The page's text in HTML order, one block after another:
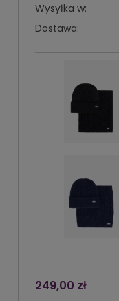
Wysyłka w:
Dostawa:
249,00 zł